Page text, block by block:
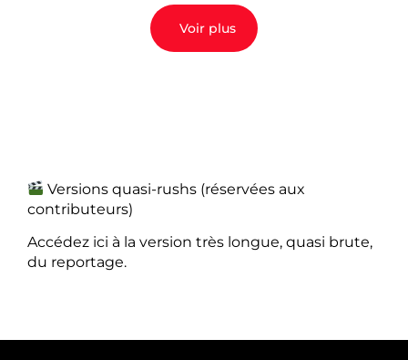
Voir plus
Versions quasi-rushs (réservées aux
contributeurs)
Accédez ici à la version très longue, quasi brute,
du reportage.